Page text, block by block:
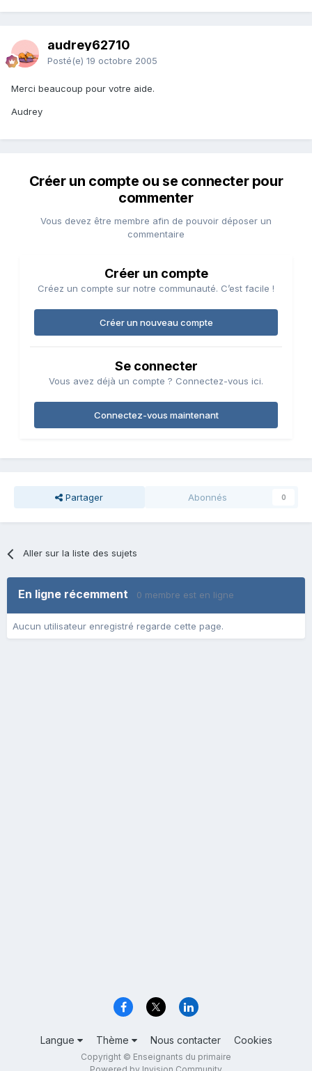
audrey62710
Posté(e) 19 octobre 2005
Merci beaucoup pour votre aide.
Audrey
Créer un compte ou se connecter pour
commenter
Vous devez être membre afin de pouvoir déposer un
commentaire
Créer un compte
Créez un compte sur notre communauté. C’est facile !
Créer un nouveau compte
Se connecter
Vous avez déjà un compte ? Connectez-vous ici.
Connectez-vous maintenant
Partager Abonnés 0
Aller sur la liste des sujets
En ligne récemment 0 membre est en ligne
Aucun utilisateur enregistré regarde cette page.
Langue Thème Nous contacter Cookies
Copyright © Enseignants du primaire